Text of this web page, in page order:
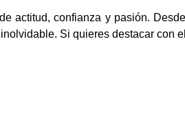
actitud, confianza y pasión.
Si quieres destacar con